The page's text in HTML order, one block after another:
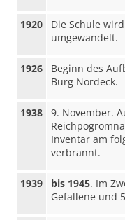
1920
Die Schule
umgewandelt.
1926
Beginn des
Burg Nordeck.
1938
9. November.
Inventar am
verbrannt.
1939 bis 1945. Im
Gefallene und